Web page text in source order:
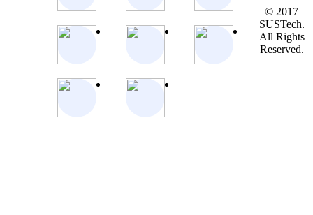
© 2017
SUSTech.
All Rights
Reserved.